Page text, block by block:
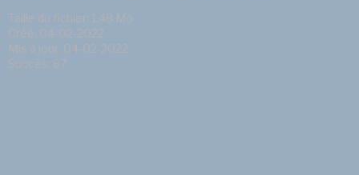
Taille du fichier: 1.48 Mo
Créé: 04-02-2022
Mis à jour: 04-02-2022
Succès: 87